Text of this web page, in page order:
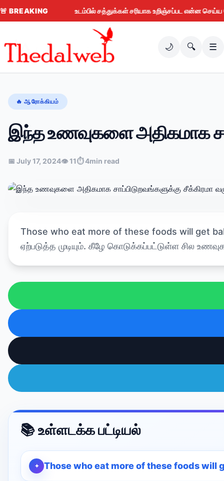
🚨BREAKING உடம்பில் சத்துக்கள் சரியாக உறிஞ்சப்பட என்ன செய்ய
🌙 🔍 ☰
🔥 ஆரோக்கியம்
இந்த உணவுகளை அதிகமாக
📅 July 17, 2024👁 11⏱ 4min read
Those who eat more of these foods will get
ஏற்படுத்த முடியும். கீழே கொடுக்கப்பட்டுள்ள சில
📚 உள்ளடக்க பட்டியல்
Those who eat more of these foods will